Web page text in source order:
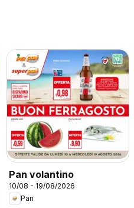
Pan volantino
10/08 - 19/08/2026
Pan